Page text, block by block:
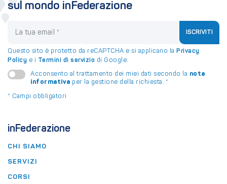
inFederazione
CHI SIAMO
SERVIZI
CORSI
sul mondo inFederazione
ISCRIVITI
Questo sito è protetto da reCAPTCHA e si applicano la Privacy
Policy e i Termini di servizio di Google.
Acconsento al trattamento dei miei dati secondo la nota
informativa per la gestione della richiesta. *
* Campi obbligatori